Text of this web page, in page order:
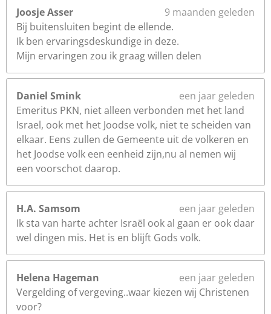
Joosje Asser
9 maanden geleden
Bij buitensluiten begint de ellende.
Ik ben ervaringsdeskundige in deze.
Mijn ervaringen zou ik graag willen delen
Daniel Smink
een jaar geleden
Emeritus PKN, niet alleen verbonden met het land
Israel, ook met het Joodse volk, niet te scheiden van
elkaar. Eens zullen de Gemeente uit de volkeren en
het Joodse volk een eenheid zijn,nu al nemen wij
een voorschot daarop.
H.A. Samsom
een jaar geleden
Ik sta van harte achter Israël ook al gaan er ook daar
wel dingen mis. Het is en blijft Gods volk.
Helena Hageman
een jaar geleden
Vergelding of vergeving..waar kiezen wij Christenen
voor?